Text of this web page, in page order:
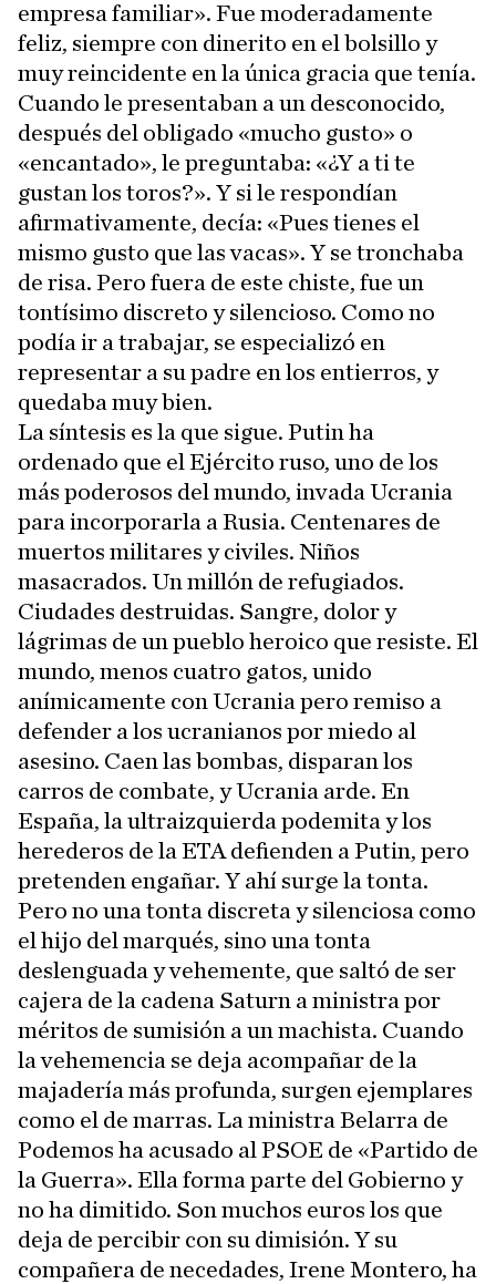
empresa familiar». Fue moderadamente
feliz, siempre con dinerito en el bolsillo y
muy reincidente en la única gracia que tenía.
Cuando le presentaban a un desconocido,
después del obligado «mucho gusto» o
«encantado», le preguntaba: «¿Y a ti te
gustan los toros?». Y si le respondían
afirmativamente, decía: «Pues tienes el
mismo gusto que las vacas». Y se tronchaba
de risa. Pero fuera de este chiste, fue un
tontísimo discreto y silencioso. Como no
podía ir a trabajar, se especializó en
representar a su padre en los entierros, y
quedaba muy bien.
La síntesis es la que sigue. Putin ha
ordenado que el Ejército ruso, uno de los
más poderosos del mundo, invada Ucrania
para incorporarla a Rusia. Centenares de
muertos militares y civiles. Niños
masacrados. Un millón de refugiados.
Ciudades destruidas. Sangre, dolor y
lágrimas de un pueblo heroico que resiste. El
mundo, menos cuatro gatos, unido
anímicamente con Ucrania pero remiso a
defender a los ucranianos por miedo al
asesino. Caen las bombas, disparan los
carros de combate, y Ucrania arde. En
España, la ultraizquierda podemita y los
herederos de la ETA defienden a Putin, pero
pretenden engañar. Y ahí surge la tonta.
Pero no una tonta discreta y silenciosa como
el hijo del marqués, sino una tonta
deslenguada y vehemente, que saltó de ser
cajera de la cadena Saturn a ministra por
méritos de sumisión a un machista. Cuando
la vehemencia se deja acompañar de la
majadería más profunda, surgen ejemplares
como el de marras. La ministra Belarra de
Podemos ha acusado al PSOE de «Partido de
la Guerra». Ella forma parte del Gobierno y
no ha dimitido. Son muchos euros los que
deja de percibir con su dimisión. Y su
compañera de necedades, Irene Montero, ha